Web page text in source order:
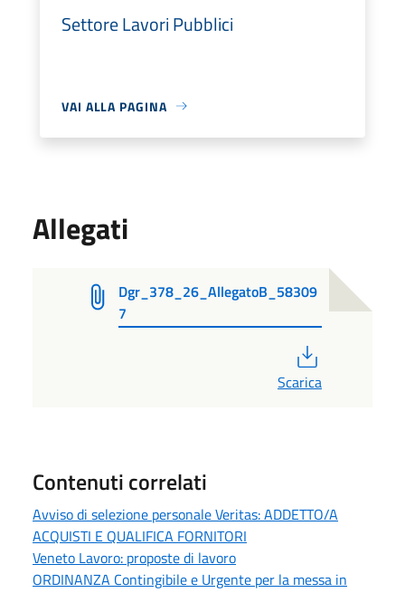
Settore Lavori Pubblici
VAI ALLA PAGINA
Allegati
Dgr_378_26_AllegatoB_58309
7
Scarica
Contenuti correlati
Avviso di selezione personale Veritas: ADDETTO/A
ACQUISTI E QUALIFICA FORNITORI
Veneto Lavoro: proposte di lavoro
ORDINANZA Contingibile e Urgente per la messa in